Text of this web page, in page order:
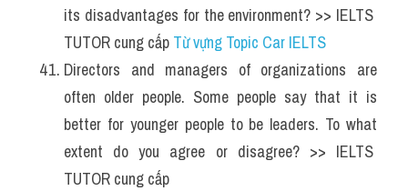
its disadvantages for the environment? >> IELTS
TUTOR cung cấp Từ vựng Topic Car IELTS
Directors and managers of organizations are
often older people. Some people say that it is
better for younger people to be leaders. To what
extent do you agree or disagree? >> IELTS
TUTOR cung cấp